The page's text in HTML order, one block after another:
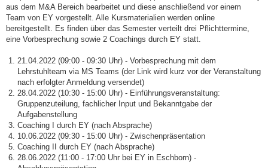
aus dem M&A Bereich bearbeitet und diese anschließend vor einem
Team von EY vorgestellt. Alle Kursmaterialien werden online
bereitgestellt. Es finden über das Semester verteilt drei Pflichttermine,
eine Vorbesprechung sowie 2 Coachings durch EY statt.
21.04.2022 (09:00 - 09:30 Uhr) - Vorbesprechung mit dem
Lehrstuhlteam via MS Teams (der Link wird kurz vor der Veranstaltung
nach erfolgter Anmeldung versendet)
28.04.2022 (10:30 - 15:00 Uhr) - Einführungsveranstaltung:
Gruppenzuteilung, fachlicher Input und Bekanntgabe der
Aufgabenstellung
Coaching I durch EY (nach Absprache)
10.06.2022 (09:30 - 15:00 Uhr) - Zwischenpräsentation
Coaching II durch EY (nach Absprache)
28.06.2022 (11:00 - 17:00 Uhr bei EY in Eschborn) -